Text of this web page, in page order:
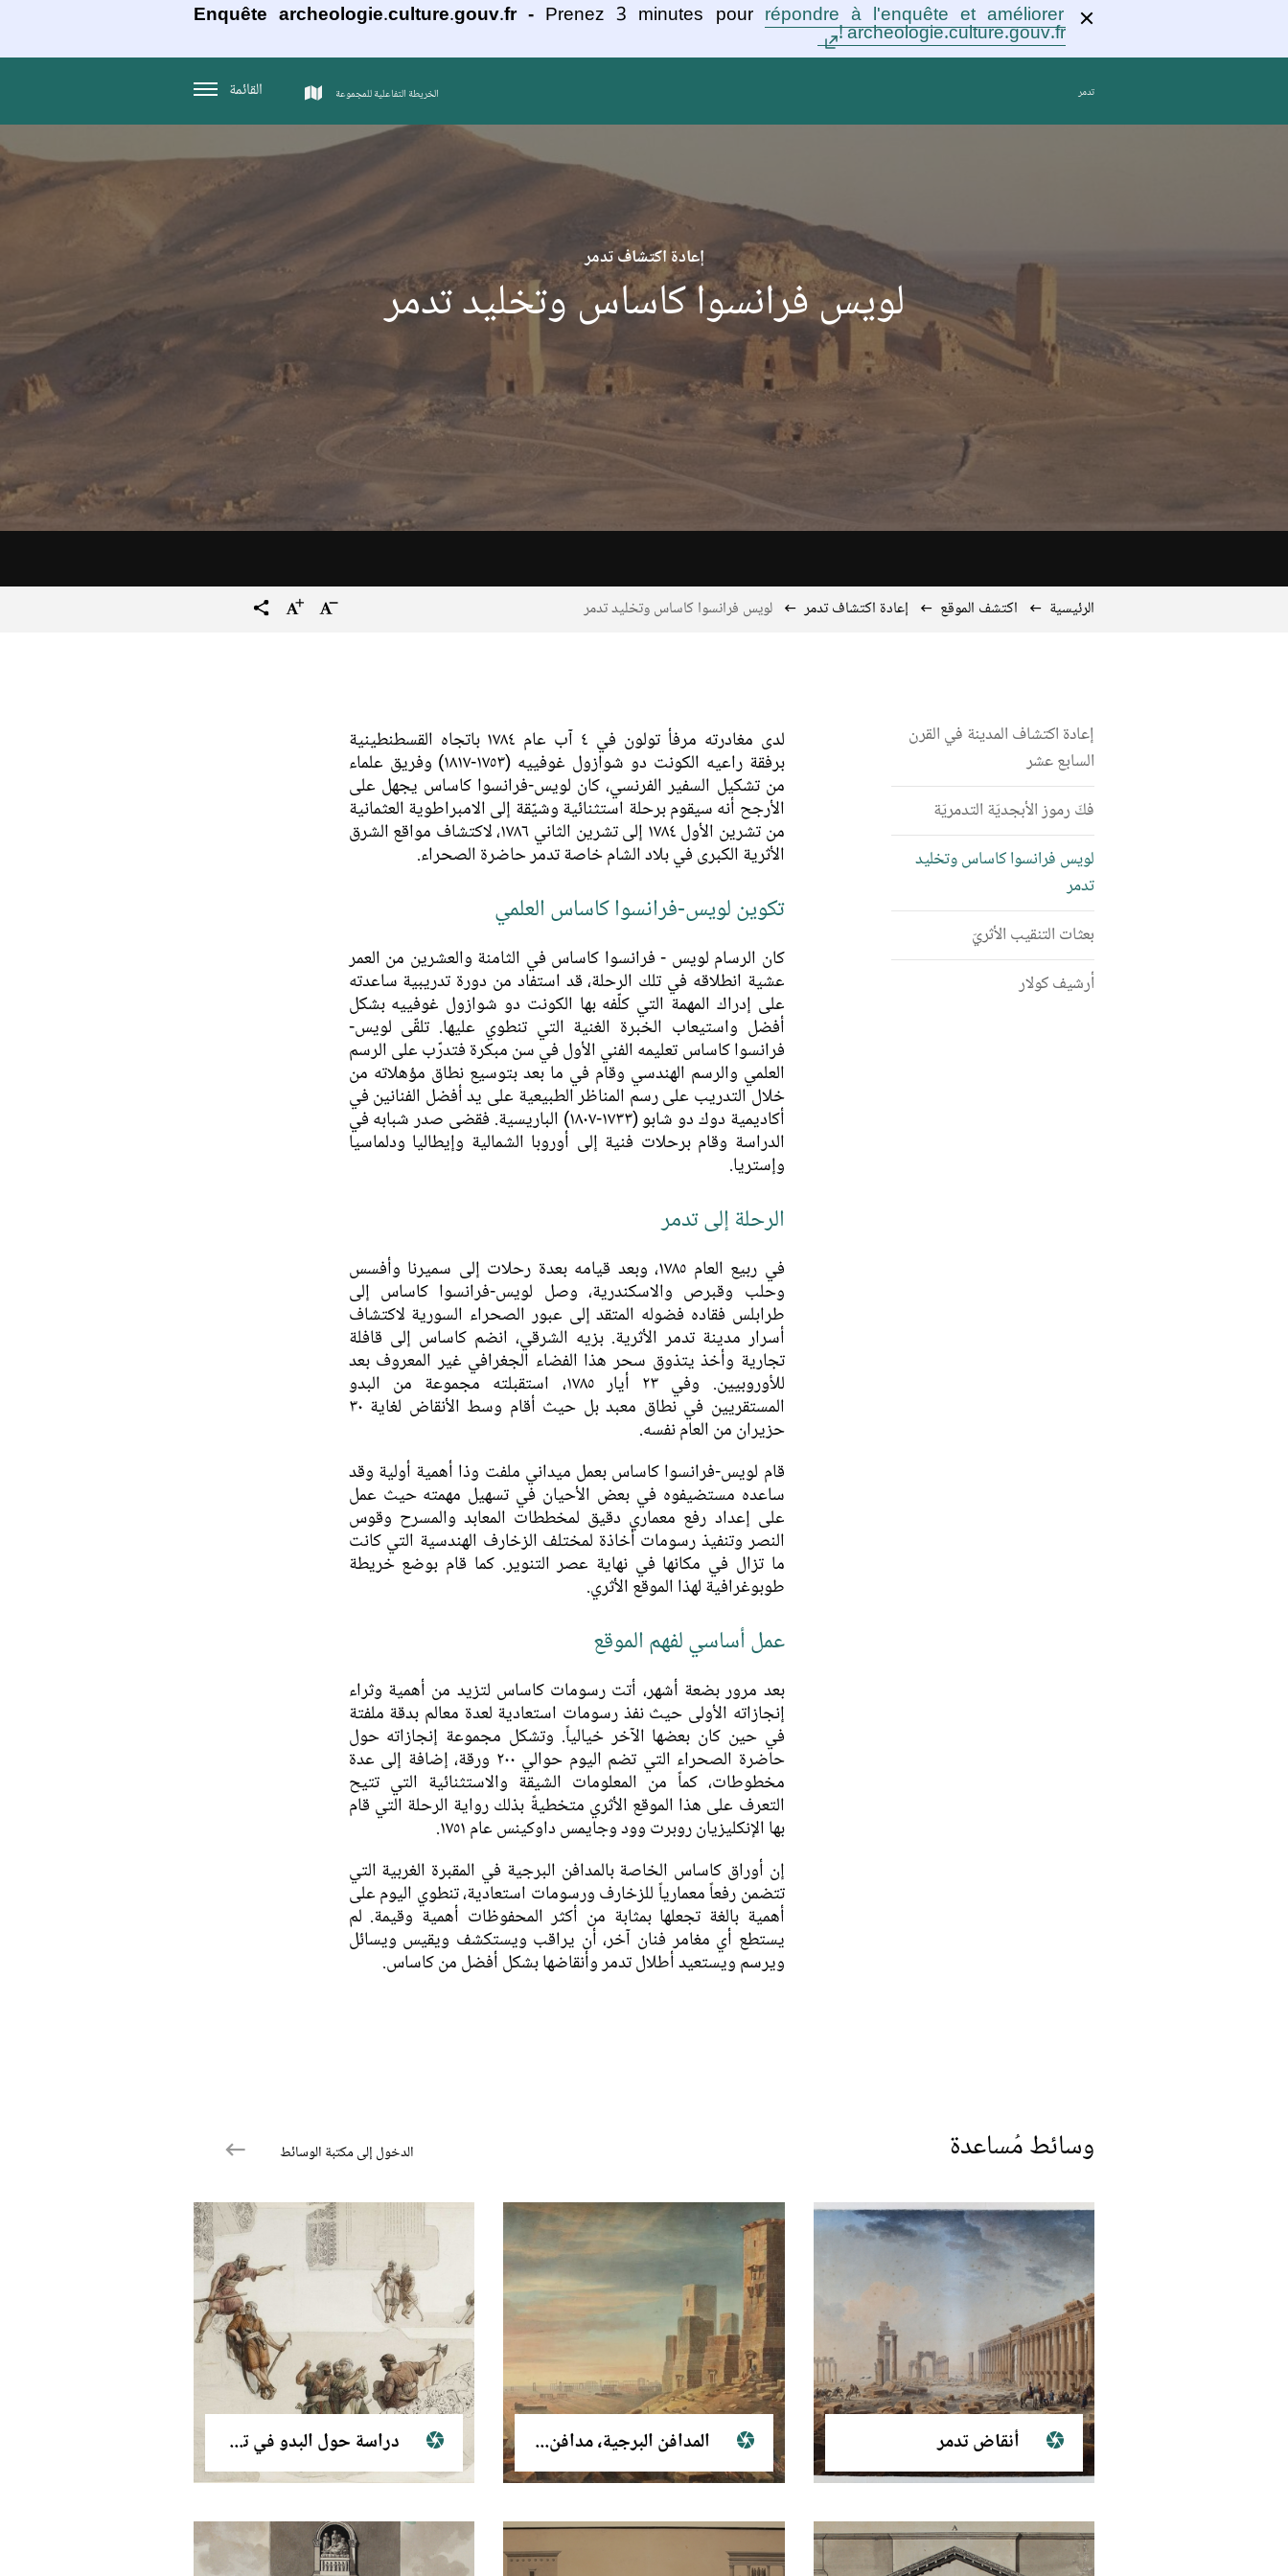
Enquête archeologie.culture.gouv.fr - Prenez 3 minutes pour répondre à l'enquête et améliorer
archeologie.culture.gouv.fr !
تدمر الخريطة التفاعلية للمجموعة القائمة
إعادة اكتشاف تدمر
لويس فرانسوا كاساس وتخليد تدمر
الرئيسية اكتشف الموقع إعادة اكتشاف تدمر لويس فرانسوا كاساس وتخليد تدمر
تصغيرزيادة terms_trans.social.share
إعادة اكتشاف المدينة في القرن
السابع عشر
فكّ رموز الأبجديّة التدمريّة
لويس فرانسوا كاساس وتخليد
تدمر
بعثات التنقيب الأثريّ
أرشيف كولار
لدى مغادرته مرفأ تولون في ٤ آب عام ١٧٨٤ باتجاه القسطنطينية
برفقة راعيه الكونت دو شوازول غوفييه (١٧٥٣-١٨١٧) وفريق علماء
من تشكيل السفير الفرنسي، كان لويس-فرانسوا كاساس يجهل على
الأرجح أنه سيقوم برحلة استثنائية وشيّقة إلى الامبراطوية العثمانية
من تشرين الأول ١٧٨٤ إلى تشرين الثاني ١٧٨٦، لاكتشاف مواقع الشرق
الأثرية الكبرى في بلاد الشام خاصة تدمر حاضرة الصحراء.
تكوين لويس-فرانسوا كاساس العلمي
كان الرسام لويس - فرانسوا كاساس في الثامنة والعشرين من العمر
عشية انطلاقه في تلك الرحلة، قد استفاد من دورة تدريبية ساعدته
على إدراك المهمة التي كلّفه بها الكونت دو شوازول غوفييه بشكل
أفضل واستيعاب الخبرة الغنية التي تنطوي عليها. تلقّى لويس-
فرانسوا كاساس تعليمه الفني الأول في سن مبكرة فتدرّب على الرسم
العلمي والرسم الهندسي وقام في ما بعد بتوسيع نطاق مؤهلاته من
خلال التدريب على رسم المناظر الطبيعية على يد أفضل الفنانين في
أكاديمية دوك دو شابو (١٧٣٣-١٨٠٧) الباريسية. فقضى صدر شبابه في
الدراسة وقام برحلات فنية إلى أوروبا الشمالية وإيطاليا ودلماسيا
وإستريا.
الرحلة إلى تدمر
في ربيع العام ١٧٨٥، وبعد قيامه بعدة رحلات إلى سميرنا وأفسس
وحلب وقبرص والاسكندرية، وصل لويس-فرانسوا كاساس إلى
طرابلس فقاده فضوله المتقد إلى عبور الصحراء السورية لاكتشاف
أسرار مدينة تدمر الأثرية. بزيه الشرقي، انضم كاساس إلى قافلة
تجارية وأخذ يتذوق سحر هذا الفضاء الجغرافي غير المعروف بعد
للأوروبيين. وفي ٢٣ أيار ١٧٨٥، استقبلته مجموعة من البدو
المستقريين في نطاق معبد بل حيث أقام وسط الأنقاض لغاية ٣٠
حزيران من العام نفسه.
قام لويس-فرانسوا كاساس بعمل ميداني ملفت وذا أهمية أولية وقد
ساعده مستضيفوه في بعض الأحيان في تسهيل مهمته حيث عمل
على إعداد رفع معماري دقيق لمخططات المعابد والمسرح وقوس
النصر وتنفيذ رسومات أخاذة لمختلف الزخارف الهندسية التي كانت
ما تزال في مكانها في نهاية عصر التنوير. كما قام بوضع خريطة
طوبوغرافية لهذا الموقع الأثري.
عمل أساسي لفهم الموقع
بعد مرور بضعة أشهر، أتت رسومات كاساس لتزيد من أهمية وثراء
إنجازاته الأولى حيث نفذ رسومات استعادية لعدة معالم بدقة ملفتة
في حين كان بعضها الآخر خيالياً. وتشكل مجموعة إنجازاته حول
حاضرة الصحراء التي تضم اليوم حوالي ٢٠٠ ورقة، إضافة إلى عدة
مخطوطات، كماً من المعلومات الشيقة والاستثنائية التي تتيح
التعرف على هذا الموقع الأثري متخطيةً بذلك رواية الرحلة التي قام
بها الإنكليزيان روبرت وود وجايمس داوكينس عام ١٧٥١.
إن أوراق كاساس الخاصة بالمدافن البرجية في المقبرة الغربية التي
تتضمن رفعاً معمارياً للزخارف ورسومات استعادية، تنطوي اليوم على
أهمية بالغة تجعلها بمثابة من أكثر المحفوظات أهمية وقيمة. لم
يستطع أي مغامر فنان آخر، أن يراقب ويستكشف ويقيس ويسائل
ويرسم ويستعيد أطلال تدمر وأنقاضها بشكل أفضل من كاساس.
وسائط مُساعدة الدخول إلى مكتبة الوسائط
أنقاض تدمر المدافن البرجية، مدافن العائلات التدمرية دراسة حول البدو في تدمر